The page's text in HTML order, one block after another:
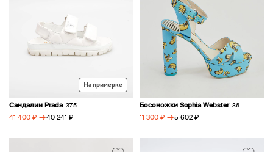
На примерке
Сандалии Prada 37.5
41 400 ₽ → 40 241 ₽
Босоножки Sophia Webster 36
11 300 ₽ → 5 602 ₽